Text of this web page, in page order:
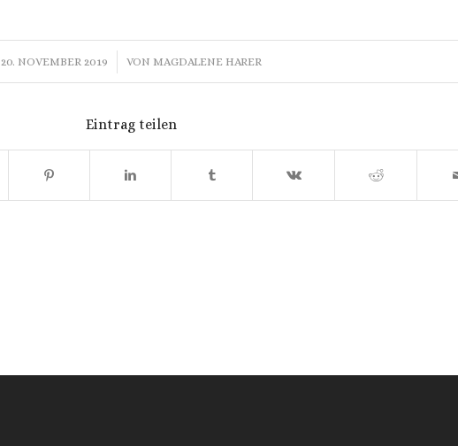
20. NOVEMBER 2019
/ VON MAGDALENE HARER
Eintrag teilen